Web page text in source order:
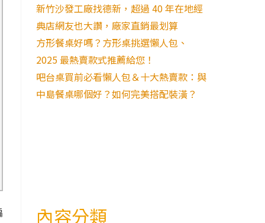
新竹沙發工廠找德新，超過 40 年在地經
典店網友也大讚，廠家直銷最划算
方形餐桌好嗎？方形桌挑選懶人包、
2025 最熱賣款式推薦給您！
吧台桌買前必看懶人包＆十大熱賣款：與
中島餐桌哪個好？如何完美搭配裝潢？
內容分類